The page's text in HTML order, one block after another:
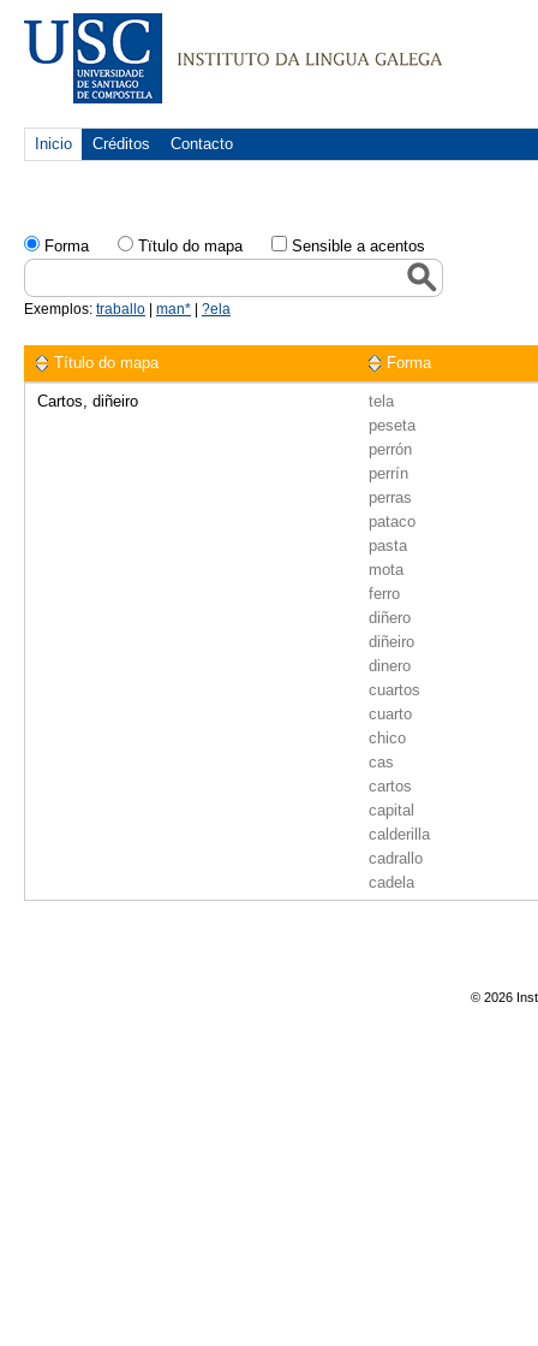
Inicio Créditos Contacto
Forma Tïtulo do mapa Sensible a acentos
Exemplos: traballo man* ?ela
Título do mapa Forma
Cartos, diñeiro
tela
peseta
perrón
perrín
perras
pataco
pasta
mota
ferro
diñero
diñeiro
dinero
cuartos
cuarto
chico
cas
cartos
capital
calderilla
cadrallo
cadela
© 2026